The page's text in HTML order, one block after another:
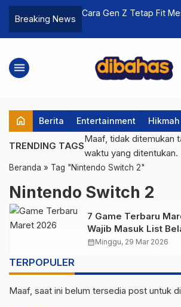
Breaking News
Dunia
Cara Gen Z Tetap Fit
menu
home Berita Entertainment Hikmah
TRENDING TAGS
Maaf, tidak ditemukan
waktu yang ditentukan.
Beranda » Tag "Nintendo Switch 2"
Nintendo Switch 2
7 Game Terbaru
Wajib Masuk List
Crimson Desert
calendar_monthMinggu, 29 Mar 2026
TERPOPULER
Maaf, saat ini belum tersedia post untuk